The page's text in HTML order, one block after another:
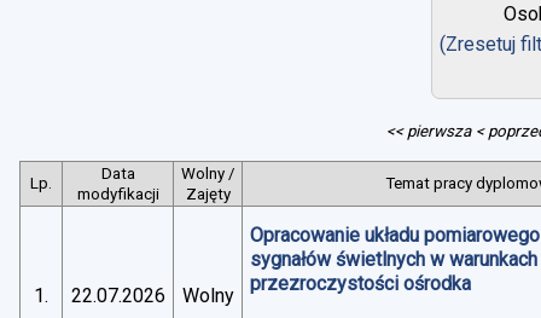
(Zresetuj
<< pierwsza <
Lp.
Data
modyfikacji
Wolny /
Zajęty
Temat pracy
1. 22.07.2026 Wolny
Opracowanie układu
sygnałów świetlnych w
przezroczystości ośrodka